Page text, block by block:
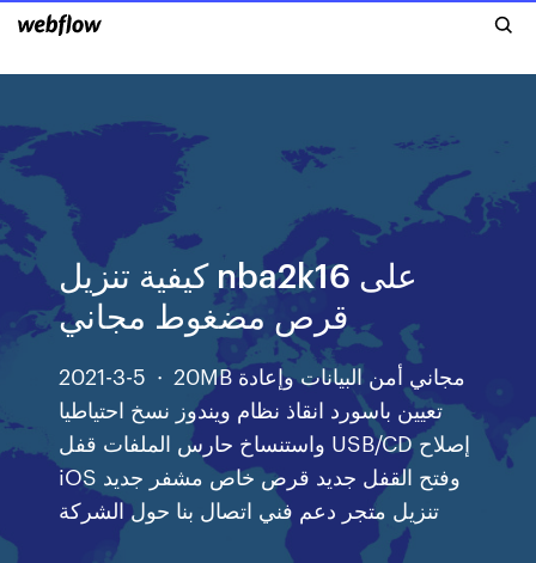
كيفية تنزيل nba2k16 على
قرص مضغوط مجاني
2021-3-5 · 20MB مجاني أمن البيانات وإعادة
تعيين باسورد انقاذ نظام ويندوز نسخ احتياطيا
واستنساخ حارس الملفات قفل USB/CD إصلاح
iOS وفتح القفل جديد قرص خاص مشفر جديد
تنزيل متجر دعم فني اتصال بنا حول الشركة